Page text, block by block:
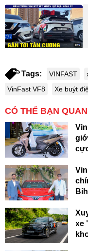
Tags: VINFAST
VinFast VF8
Xe buýt
CÓ THỂ BẠN
xe